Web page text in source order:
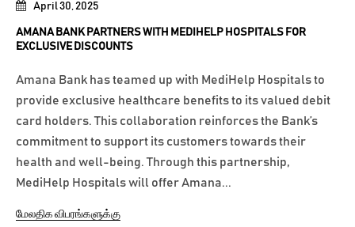
April 30, 2025
AMANA BANK PARTNERS WITH MEDIHELP HOSPITALS FOR
EXCLUSIVE DISCOUNTS
Amana Bank has teamed up with MediHelp Hospitals to
provide exclusive healthcare benefits to its valued debit
card holders. This collaboration reinforces the Bank’s
commitment to support its customers towards their
health and well-being. Through this partnership,
MediHelp Hospitals will offer Amana...
மேலதிக விபரங்களுக்கு